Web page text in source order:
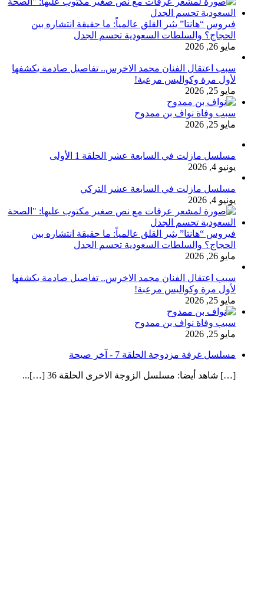
فيروس “هانتا” يثير القلق عالمياً: ما حقيقة انتشاره بين
الحجاج؟ والسلطات السعودية تحسم الجدل
مايو 26, 2026
سبب اعتقال الفنان محمد الاخرس.. تفاصيل صادمة يكشفها
لأول مرة وكواليس مرعبة!
مايو 25, 2026
سبب وفاة نواف بن ممدوح
مايو 25, 2026
مسلسل مازلت في السابعة عشر الحلقة 1 الأولى
يونيو 4, 2026
مسلسل مازلت في السابعة عشر التركي
يونيو 4, 2026
فيروس “هانتا” يثير القلق عالمياً: ما حقيقة انتشاره بين
الحجاج؟ والسلطات السعودية تحسم الجدل
مايو 26, 2026
سبب اعتقال الفنان محمد الاخرس.. تفاصيل صادمة يكشفها
لأول مرة وكواليس مرعبة!
مايو 25, 2026
سبب وفاة نواف بن ممدوح
مايو 25, 2026
مسلسل غرفة مزدوجة الحلقة 7 - آخر صيحة
[…] شاهد أيضا: مسلسل الزوجة الاخرى الحلقة 36 […]...